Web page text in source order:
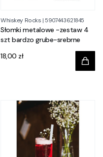
Whiskey Rocks |5907443621845
Słomki metalowe -zestaw 4
szt bardzo grube-srebrne
Cena
18,00 zł